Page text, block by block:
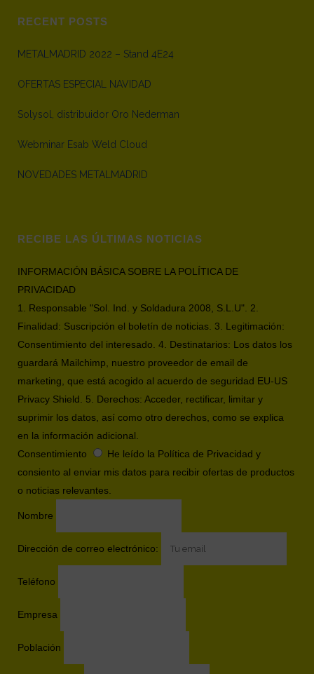
RECENT POSTS
METALMADRID 2022 – Stand 4E24
OFERTAS ESPECIAL NAVIDAD
Solysol, distribuidor Oro Nederman
Webminar Esab Weld Cloud
NOVEDADES METALMADRID
RECIBE LAS ÚLTIMAS NOTICIAS
INFORMACIÓN BÁSICA SOBRE LA POLÍTICA DE
PRIVACIDAD
1. Responsable "Sol. Ind. y Soldadura 2008, S.L.U". 2.
Finalidad: Suscripción el boletín de noticias. 3. Legitimación:
Consentimiento del interesado. 4. Destinatarios: Los datos los
guardará Mailchimp, nuestro proveedor de email de
marketing, que está acogido al acuerdo de seguridad EU-US
Privacy Shield. 5. Derechos: Acceder, rectificar, limitar y
suprimir los datos, así como otro derechos, como se explica
en la información adicional.
Consentimiento
He leído la Política de Privacidad y
consiento al enviar mis datos para recibir ofertas de productos
o noticias relevantes.
Nombre
Dirección de correo electrónico:
Teléfono
Empresa
Población